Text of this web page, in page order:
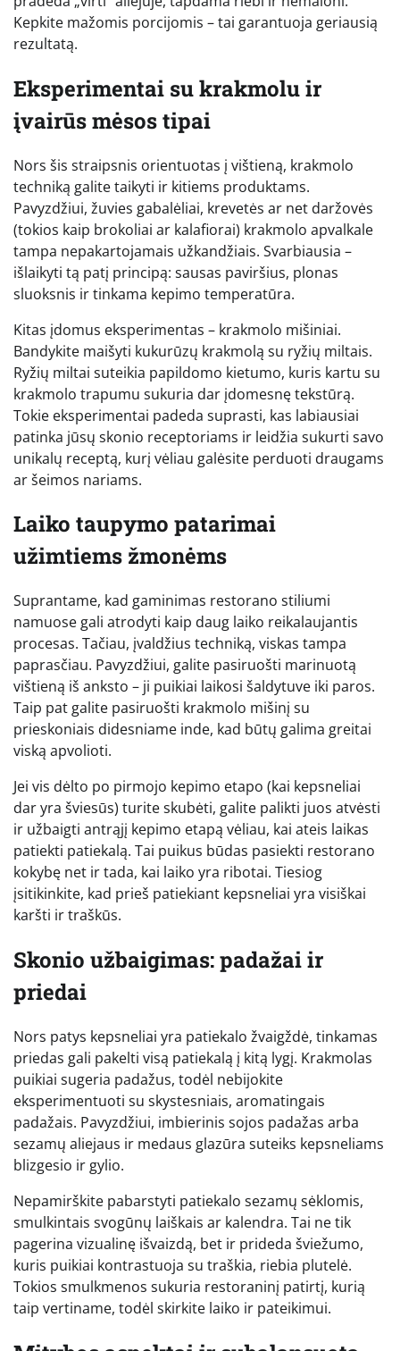
Kepkite mažomis porcijomis – tai garantuoja geriausią
rezultatą.
Eksperimentai su krakmolu ir
įvairūs mėsos tipai
Nors šis straipsnis orientuotas į vištieną, krakmolo
techniką galite taikyti ir kitiems produktams.
Pavyzdžiui, žuvies gabalėliai, krevetės ar net daržovės
(tokios kaip brokoliai ar kalafiorai) krakmolo apvalkale
tampa nepakartojamais užkandžiais. Svarbiausia –
išlaikyti tą patį principą: sausas paviršius, plonas
sluoksnis ir tinkama kepimo temperatūra.
Kitas įdomus eksperimentas – krakmolo mišiniai.
Bandykite maišyti kukurūzų krakmolą su ryžių miltais.
Ryžių miltai suteikia papildomo kietumo, kuris kartu su
krakmolo trapumu sukuria dar įdomesnę tekstūrą.
Tokie eksperimentai padeda suprasti, kas labiausiai
patinka jūsų skonio receptoriams ir leidžia sukurti savo
unikalų receptą, kurį vėliau galėsite perduoti draugams
ar šeimos nariams.
Laiko taupymo patarimai
užimtiems žmonėms
Suprantame, kad gaminimas restorano stiliumi
namuose gali atrodyti kaip daug laiko reikalaujantis
procesas. Tačiau, įvaldžius techniką, viskas tampa
paprasčiau. Pavyzdžiui, galite pasiruošti marinuotą
vištieną iš anksto – ji puikiai laikosi šaldytuve iki paros.
Taip pat galite pasiruošti krakmolo mišinį su
prieskoniais didesniame inde, kad būtų galima greitai
viską apvolioti.
Jei vis dėlto po pirmojo kepimo etapo (kai kepsneliai
dar yra šviesūs) turite skubėti, galite palikti juos atvėsti
ir užbaigti antrąjį kepimo etapą vėliau, kai ateis laikas
patiekti patiekalą. Tai puikus būdas pasiekti restorano
kokybę net ir tada, kai laiko yra ribotai. Tiesiog
įsitikinkite, kad prieš patiekiant kepsneliai yra visiškai
karšti ir traškūs.
Skonio užbaigimas: padažai ir
priedai
Nors patys kepsneliai yra patiekalo žvaigždė, tinkamas
priedas gali pakelti visą patiekalą į kitą lygį. Krakmolas
puikiai sugeria padažus, todėl nebijokite
eksperimentuoti su skystesniais, aromatingais
padažais. Pavyzdžiui, imbierinis sojos padažas arba
sezamų aliejaus ir medaus glazūra suteiks kepsneliams
blizgesio ir gylio.
Nepamirškite pabarstyti patiekalo sezamų sėklomis,
smulkintais svogūnų laiškais ar kalendra. Tai ne tik
pagerina vizualinę išvaizdą, bet ir prideda šviežumo,
kuris puikiai kontrastuoja su traškia, riebia plutelė.
Tokios smulkmenos sukuria restoraninį patirtį, kurią
taip vertiname, todėl skirkite laiko ir pateikimui.